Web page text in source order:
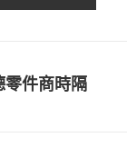
零件商時隔